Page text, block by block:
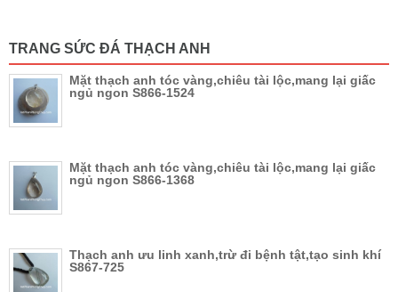
TRANG SỨC ĐÁ THẠCH ANH
Mặt thạch anh tóc vàng,chiêu tài lộc,mang lại giấc
ngủ ngon S866-1524
Mặt thạch anh tóc vàng,chiêu tài lộc,mang lại giấc
ngủ ngon S866-1368
Thạch anh ưu linh xanh,trừ đi bệnh tật,tạo sinh khí
S867-725